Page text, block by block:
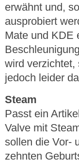
erwähnt und,
ausprobiert
Mate und KDE
wird verzichtet,
jedoch leider
Steam
Passt ein
Valve mit
sollen die Vor-
zehnten